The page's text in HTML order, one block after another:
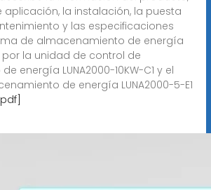
aplicación, la instalación, la puesta
y las especificaciones
de almacenamiento de energía
por la unidad de control de
energía LUNA2000-10KW-C1 y el
de energía LUNA2000-5-E1